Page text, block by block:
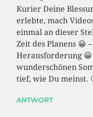
Kurier Deine
erlebte, mach
einmal an dieser
Zeit des Planens 😀
Herausforderung
wunderschönen
tief, wie Du meinst.
ANTWORT